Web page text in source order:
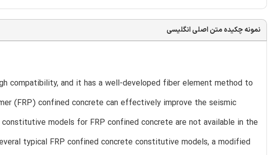
نمونه چکیده متن اصلی انگلیسی
compatibility, and it has a well-developed fiber element method to
(FRP) confined concrete can effectively improve the seismic
models for FRP confined concrete are not available in the
typical FRP confined concrete constitutive models, a modified